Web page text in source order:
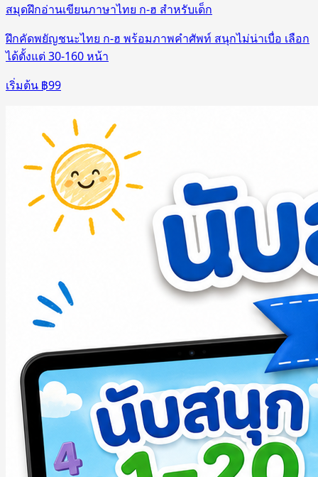
สมุดฝึกอ่านเขียนภาษาไทย ก-ฮ สำหรับเด็ก
ฝึกคัดพยัญชนะไทย ก-ฮ พร้อมภาพคำศัพท์ สนุกไม่น่าเบื่อ เลือก
ได้ตั้งแต่ 30-160 หน้า
เริ่มต้น ฿99